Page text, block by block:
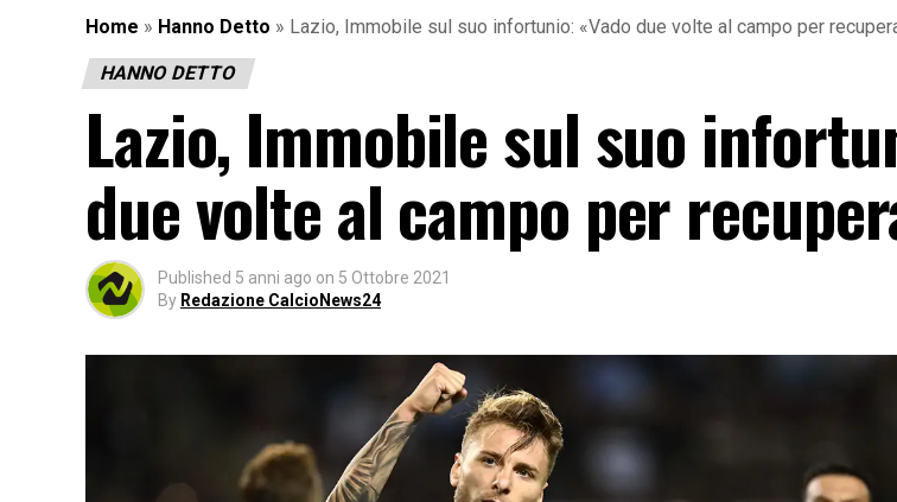
Home » Hanno Detto » Lazio, Immobile sul suo infortunio: «Vado due volte al campo per
HANNO DETTO
Lazio, Immobile sul suo
due volte al campo per
Published 5 anni ago on 5 Ottobre 2021
By Redazione CalcioNews24